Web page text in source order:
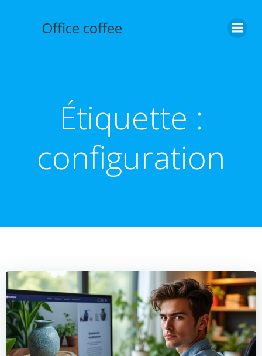
Office coffee
Étiquette :
configuration